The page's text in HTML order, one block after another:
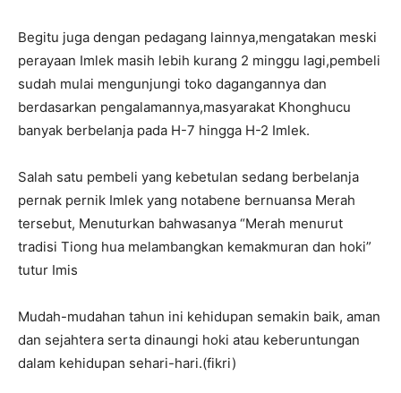
Begitu juga dengan pedagang lainnya,mengatakan meski
perayaan Imlek masih lebih kurang 2 minggu lagi,pembeli
sudah mulai mengunjungi toko dagangannya dan
berdasarkan pengalamannya,masyarakat Khonghucu
banyak berbelanja pada H-7 hingga H-2 Imlek.
Salah satu pembeli yang kebetulan sedang berbelanja
pernak pernik Imlek yang notabene bernuansa Merah
tersebut, Menuturkan bahwasanya “Merah menurut
tradisi Tiong hua melambangkan kemakmuran dan hoki”
tutur Imis
Mudah-mudahan tahun ini kehidupan semakin baik, aman
dan sejahtera serta dinaungi hoki atau keberuntungan
dalam kehidupan sehari-hari.(fikri)